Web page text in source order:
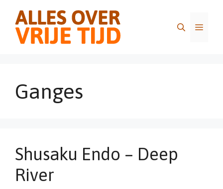
inhoud
Menu
Ganges
Shusaku Endo – Deep
River